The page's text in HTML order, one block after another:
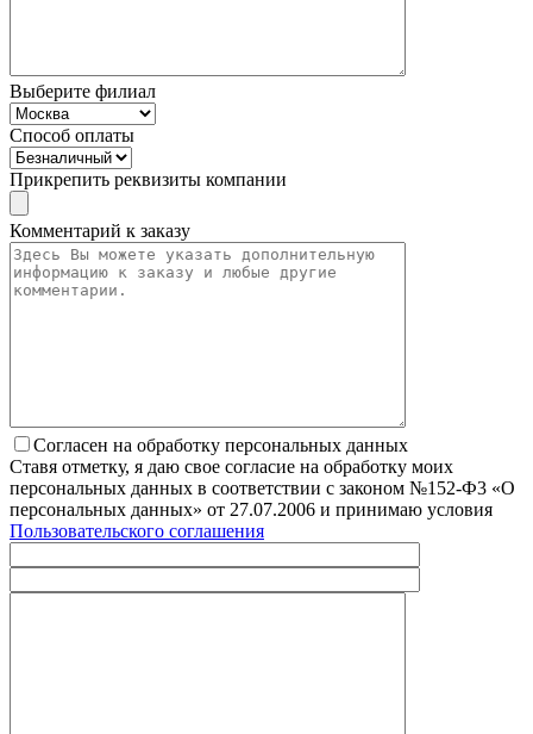
Выберите филиал
Способ оплаты
Прикрепить реквизиты компании
Комментарий к заказу
Согласен на обработку персональных данных
Ставя отметку, я даю свое согласие на обработку моих
персональных данных в соответствии с законом №152-Ф3 «О
персональных данных» от 27.07.2006 и принимаю условия
Пользовательского соглашения